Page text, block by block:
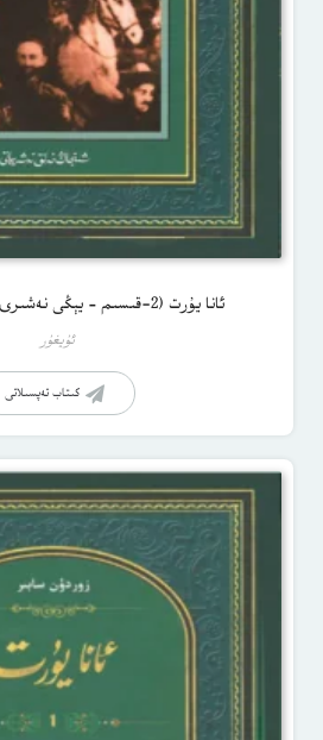
ئانا يۇرت (2-قىسىم – يېڭى نەشىرى) – زوردۇن سابىر
ئۇيغۇر
كىتاب تەپسىلاتى